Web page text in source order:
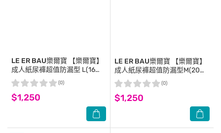
LE ER BAU樂爾寶 【樂爾寶】
成人紙尿褲超值防漏型 L(16片
x 6包/箱)-黏貼式-箱購
$1,250
(0)
LE ER BAU樂爾寶 【樂爾寶】
成人紙尿褲超值防漏型M(20片
x 6包/箱)-黏貼式-箱購
$1,250
(0)